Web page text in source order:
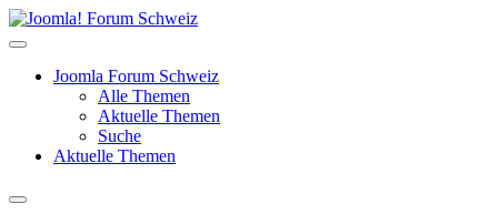
Joomla Forum Schweiz
Alle Themen
Aktuelle Themen
Suche
Aktuelle Themen